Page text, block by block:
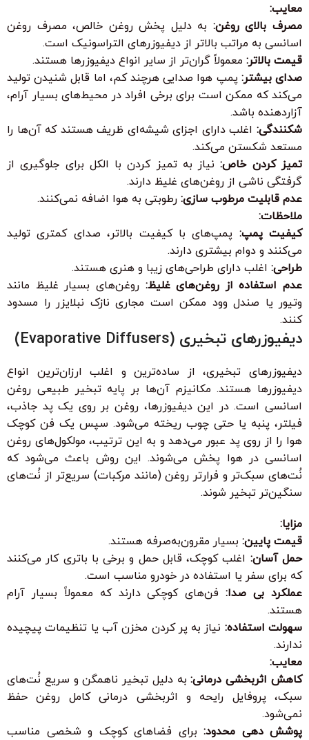
معایب:
مصرف بالای روغن: به دلیل پخش روغن خالص، مصرف روغن
اسانسی به مراتب بالاتر از دیفیوزرهای التراسونیک است.
قیمت بالاتر: معمولاً گران‌تر از سایر انواع دیفیوزرها هستند.
صدای بیشتر: پمپ هوا صدایی هرچند کم، اما قابل شنیدن تولید
می‌کند که ممکن است برای برخی افراد در محیط‌های بسیار آرام،
آزاردهنده باشد.
شکنندگی: اغلب دارای اجزای شیشه‌ای ظریف هستند که آن‌ها را
مستعد شکستن می‌کند.
تمیز کردن خاص:نیاز به تمیز کردن با الکل برای جلوگیری از
گرفتگی ناشی از روغن‌های غلیظ دارند.
عدم قابلیت مرطوب سازی: رطوبتی به هوا اضافه نمی‌کنند.
ملاحظات:
کیفیت پمپ: پمپ‌های با کیفیت بالاتر، صدای کمتری تولید
می‌کنند و دوام بیشتری دارند.
طراحی: اغلب دارای طراحی‌های زیبا و هنری هستند.
عدم استفاده از روغن‌های غلیظ: روغن‌های بسیار غلیظ مانند
وتیور یا صندل وود ممکن است مجاری نازک نبلایزر را مسدود
کنند.
دیفیوزرهای تبخیری (Evaporative Diffusers)
دیفیوزرهای تبخیری، از ساده‌ترین و اغلب ارزان‌ترین انواع
دیفیوزرها هستند. مکانیزم آن‌ها بر پایه تبخیر طبیعی روغن
اسانسی است. در این دیفیوزرها، روغن بر روی یک پد جاذب،
فیلتر، پنبه یا حتی چوب ریخته می‌شود. سپس یک فن کوچک
هوا را از روی پد عبور می‌دهد و به این ترتیب، مولکول‌های روغن
اسانسی در هوا پخش می‌شوند. این روش باعث می‌شود که
نُت‌های سبک‌تر و فرارتر روغن (مانند مرکبات) سریع‌تر از نُت‌های
سنگین‌تر تبخیر شوند.
مزایا:
قیمت پایین: بسیار مقرون‌به‌صرفه هستند.
حمل آسان: اغلب کوچک، قابل حمل و برخی با باتری کار می‌کنند
که برای سفر یا استفاده در خودرو مناسب است.
عملکرد بی صدا:فن‌های کوچکی دارند که معمولاً بسیار آرام
هستند.
سهولت استفاده: نیاز به پر کردن مخزن آب یا تنظیمات پیچیده
ندارند.
معایب:
کاهش اثربخشی درمانی:به دلیل تبخیر ناهمگن و سریع نُت‌های
سبک، پروفایل رایحه و اثربخشی درمانی کامل روغن حفظ
نمی‌شود.
پوشش دهی محدود: برای فضاهای کوچک و شخصی مناسب